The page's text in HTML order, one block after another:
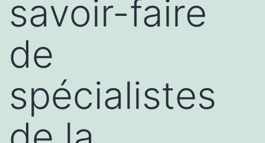
savoir-faire
de
spécialistes